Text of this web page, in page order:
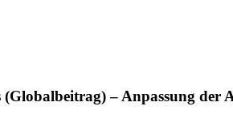
– Anpassung der